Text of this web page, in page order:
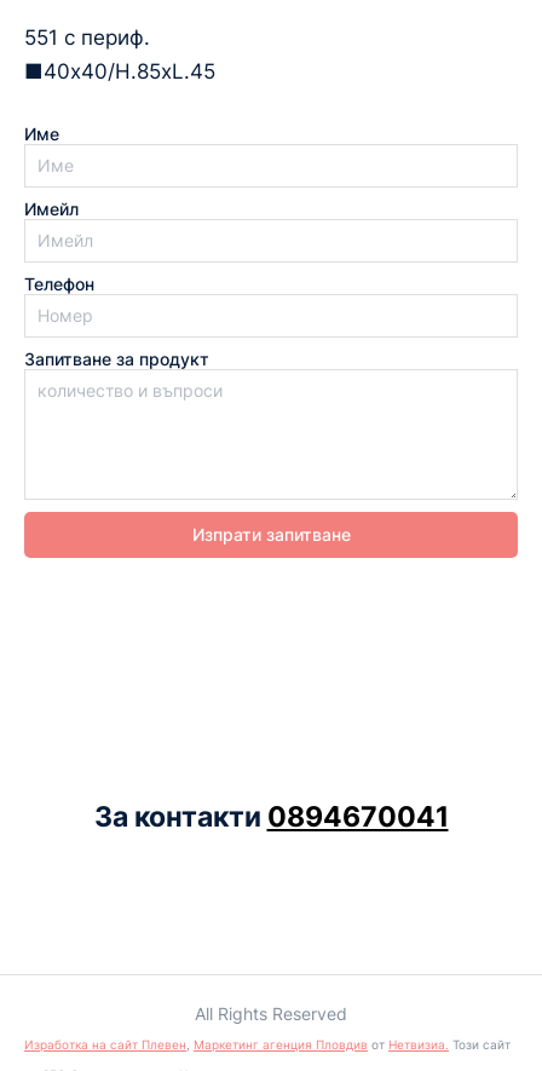
551 с периф.
■40х40/H.85xL.45
Име
Имейл
Телефон
Запитване за продукт
Изпрати запитване
За контакти 0894670041
All Rights Reserved
Изработка на сайт Плевен Маркетинг агенция Пловдив от Нетвизиа. Този сайт